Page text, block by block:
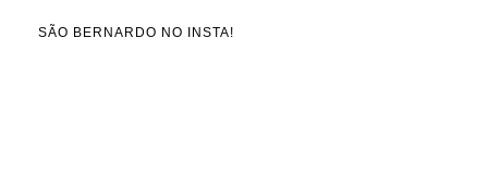
SÃO BERNARDO NO INSTA!